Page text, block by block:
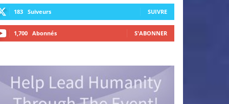
183 Suiveurs SUIVRE
1,700 Abonnés S'ABONNER